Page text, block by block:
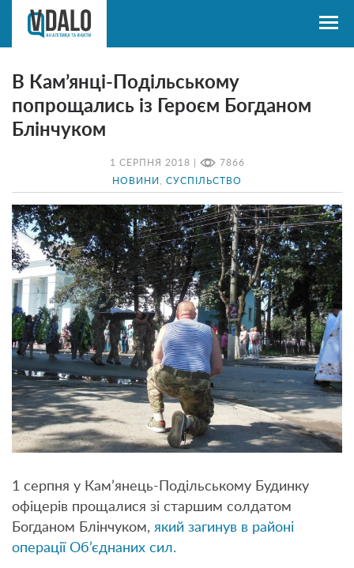
1 СЕРПНЯ 2018 | 7866
НОВИНИ СУСПІЛЬСТВО
В Кам’янці-Подільському
попрощались із Героєм Богданом
Блінчуком
1 серпня у Кам’янець-Подільському Будинку
офіцерів прощалися зі старшим солдатом
Богданом Блінчуком, який загинув в районі
операції Об’єднаних сил.